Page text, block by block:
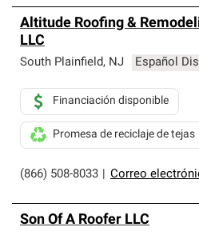
Altitude Roofing &
LLC
South Plainfield, NJ Español
(866) 508-8033 Correo
Financiación disponible
Promesa de reciclaje de tejas
Son Of A Roofer LLC